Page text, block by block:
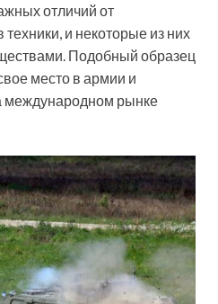
отличий от
и некоторые из них
Подобный образец
место в армии и
международном рынке